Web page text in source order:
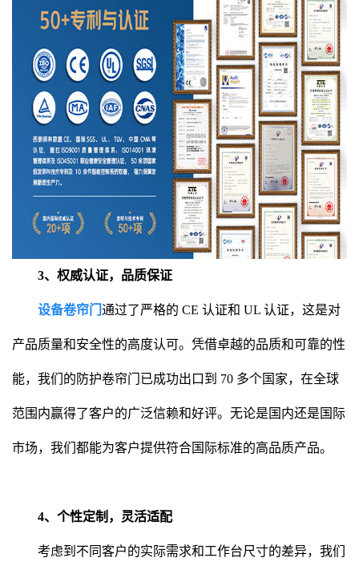
3、权威认证，品质保证
设备卷帘门 通过了严格的 CE 认证和 UL 认证，这是对
产品质量和安全性的高度认可。凭借卓越的品质和可靠的性
能，我们的防护卷帘门已成功出口到 70 多个国家，在全球
范围内赢得了客户的广泛信赖和好评。无论是国内还是国际
市场，我们都能为客户提供符合国际标准的高品质产品。
4、个性定制，灵活适配
考虑到不同客户的实际需求和工作台尺寸的差异，我们